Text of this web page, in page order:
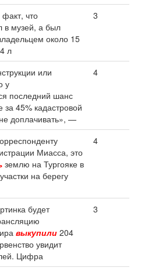
что
в музей, а был
около 15
л
3
или
у
последний шанс
45% кадастровой
доплачивать», —
4
Миасса, это
землю на Тургояке в
на берегу
4
будет
выкупили 204
увидит
Цифра
3